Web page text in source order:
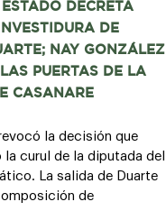
DECRETA
DE
NAY GONZÁLEZ
PUERTAS DE LA
CASANARE
la decisión que
curul de la diputada del
La salida de Duarte
de